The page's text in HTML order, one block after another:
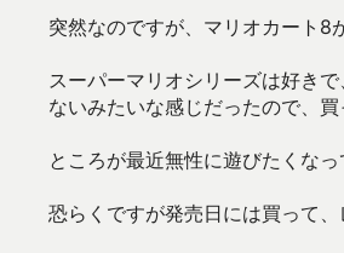
突然なのですが、マリオカート8
スーパーマリオシリーズは好き
ないみたいな感じだったので、買
ところが最近無性に遊びたくなっ
恐らくですが発売日には買って